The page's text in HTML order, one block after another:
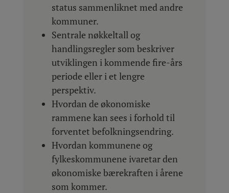
status sammenliknet med andre
kommuner.
Sentrale nøkkeltall og
handlingsregler som beskriver
utviklingen i kommende fire-års
periode eller i et lengre
perspektiv.
Hvordan de økonomiske
rammene kan sees i forhold til
forventet befolkningsendring.
Hvordan kommunene og
fylkeskommunene ivaretar den
økonomiske bærekraften i årene
som kommer.